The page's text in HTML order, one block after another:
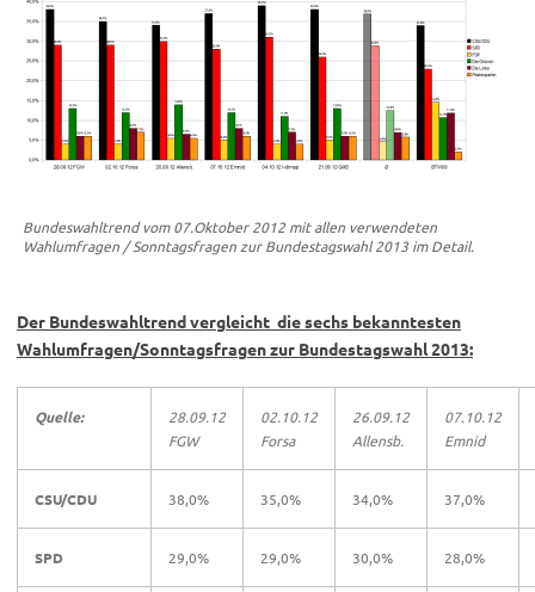
Bundeswahltrend vom 07.Oktober 2012 mit allen verwendeten
Wahlumfragen / Sonntagsfragen zur Bundestagswahl 2013 im Detail.
Der Bundeswahltrend vergleicht die sechs bekanntesten
Wahlumfragen/Sonntagsfragen zur Bundestagswahl 2013:
Quelle:
28.09.12
FGW
02.10.12
Forsa
26.09.12
Allensb.
07.10.12
Emnid
CSU/CDU 38,0% 35,0% 34,0% 37,0%
SPD 29,0% 29,0% 30,0% 28,0%